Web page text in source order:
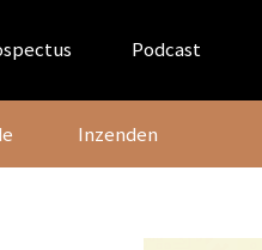
Podcast
Inzenden